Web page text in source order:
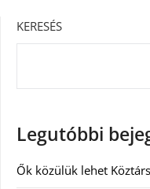
KERESÉS
Legutóbbi
Ők közülük lehet